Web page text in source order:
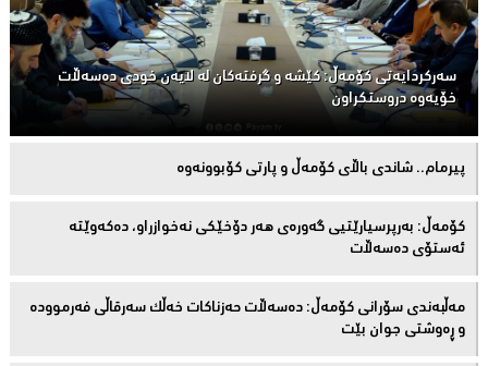
سەركردایەتی كۆمەڵ: كێشە و گرفتەكان لە لایەن خودی دەسەڵات
خۆیەوە دروستكراون
پیرمام.. شاندی باڵای كۆمه‌ڵ و پارتی كۆبوونه‌وه‌
كۆمەڵ: بەرپرسیارێتیی گەورەی هەر دۆخێکی نەخوازراو، دەكەوێتە
ئەستۆی دەسەڵات
مەڵبەندى سۆرانى کۆمەڵ: دەسەڵات حەزناکات خەڵک سەرقاڵى فەرموودە
و ڕەوشتى جوان بێت